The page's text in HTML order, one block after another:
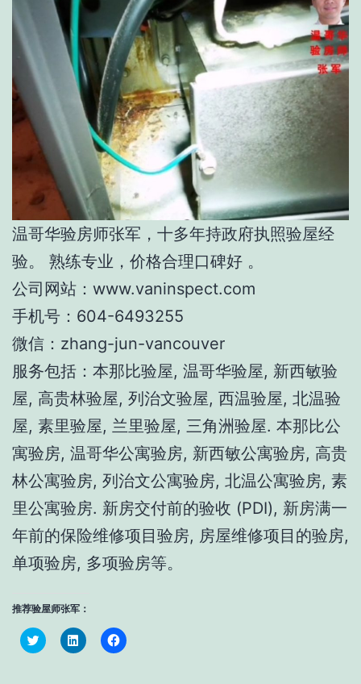
温哥华验房师张军，十多年持政府执照验屋经
验。 熟练专业，价格合理口碑好 。
公司网站：www.vaninspect.com
手机号：604-6493255
微信：zhang-jun-vancouver
服务包括：本那比验屋, 温哥华验屋, 新西敏验
屋, 高贵林验屋, 列治文验屋, 西温验屋, 北温验
屋, 素里验屋, 兰里验屋, 三角洲验屋. 本那比公
寓验房, 温哥华公寓验房, 新西敏公寓验房, 高贵
林公寓验房, 列治文公寓验房, 北温公寓验房, 素
里公寓验房. 新房交付前的验收 (PDI), 新房满一
年前的保险维修项目验房, 房屋维修项目的验房,
单项验房, 多项验房等。
推荐验屋师张军：
Click
to
Click
to
Click
to